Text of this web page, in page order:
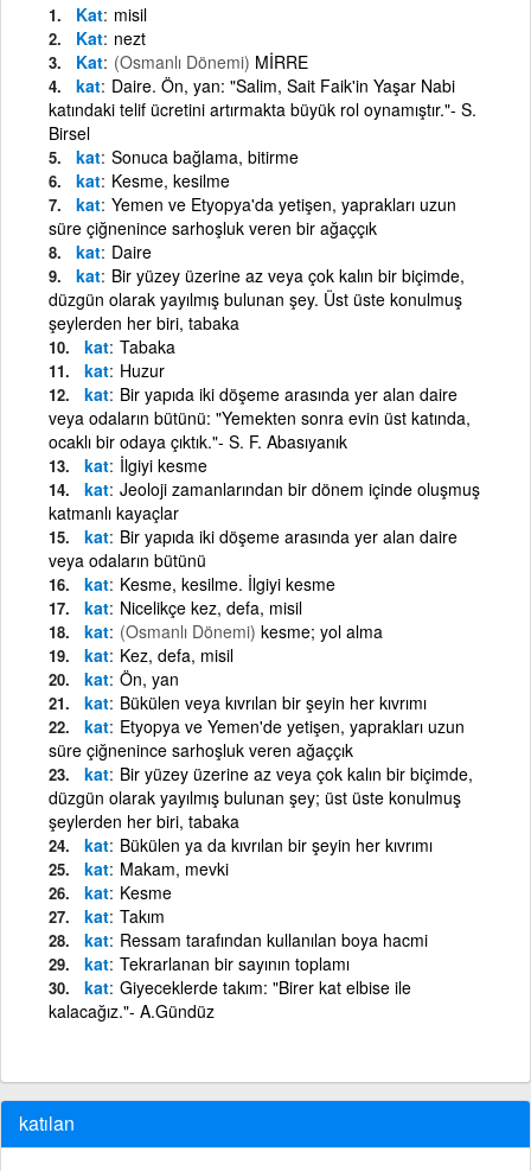
Kat misil
Kat nezt
Kat (Osmanlı Dönemi) MİRRE
kat Daire. Ön, yan: "Salim, Sait Faik'in Yaşar Nabi
katındaki telif ücretini artırmakta büyük rol oynamıştır."- S.
Birsel
kat Sonuca bağlama, bitirme
kat Kesme, kesilme
kat Yemen ve Etyopya'da yetişen, yaprakları uzun
süre çiğnenince sarhoşluk veren bir ağaççık
kat Daire
kat Bir yüzey üzerine az veya çok kalın bir biçimde,
düzgün olarak yayılmış bulunan şey. Üst üste konulmuş
şeylerden her biri, tabaka
kat Tabaka
kat Huzur
kat Bir yapıda iki döşeme arasında yer alan daire
veya odaların bütünü: "Yemekten sonra evin üst katında,
ocaklı bir odaya çıktık."- S. F. Abasıyanık
kat İlgiyi kesme
kat Jeoloji zamanlarından bir dönem içinde oluşmuş
katmanlı kayaçlar
kat Bir yapıda iki döşeme arasında yer alan daire
veya odaların bütünü
kat Kesme, kesilme. İlgiyi kesme
kat Nicelikçe kez, defa, misil
kat (Osmanlı Dönemi) kesme; yol alma
kat Kez, defa, misil
kat Ön, yan
kat Bükülen veya kıvrılan bir şeyin her kıvrımı
kat Etyopya ve Yemen'de yetişen, yaprakları uzun
süre çiğnenince sarhoşluk veren ağaççık
kat Bir yüzey üzerine az veya çok kalın bir biçimde,
düzgün olarak yayılmış bulunan şey; üst üste konulmuş
şeylerden her biri, tabaka
kat Bükülen ya da kıvrılan bir şeyin her kıvrımı
kat Makam, mevki
kat Kesme
kat Takım
kat Ressam tarafından kullanılan boya hacmi
kat Tekrarlanan bir sayının toplamı
kat Giyeceklerde takım: "Birer kat elbise ile
kalacağız."- A.Gündüz
katılan